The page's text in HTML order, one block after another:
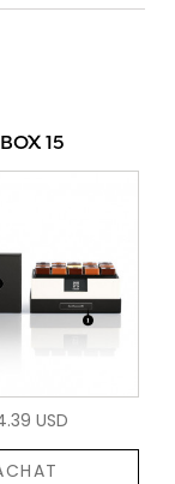
15
USD